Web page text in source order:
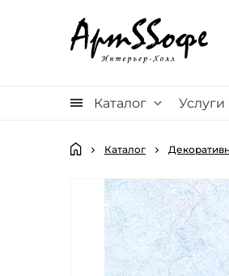
Каталог Услуги
Каталог